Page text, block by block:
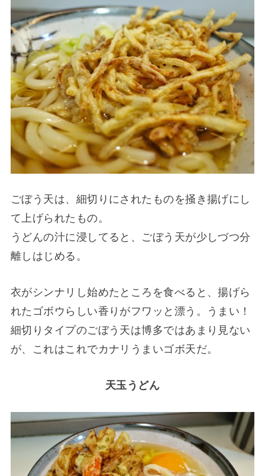
ごぼう天は、細切りにされたものを掻き揚げにし
て上げられたもの。
うどんの汁に浸してると、ごぼう天が少しづつ分
離しはじめる。
衣がシンナリし始めたところを食べると、揚げら
れたゴボウらしい香りがフワッと漂う。うまい！
細切りタイプのごぼう天は博多ではあまり見ない
が、これはこれでカナリうまいゴボ天だ。
天玉うどん